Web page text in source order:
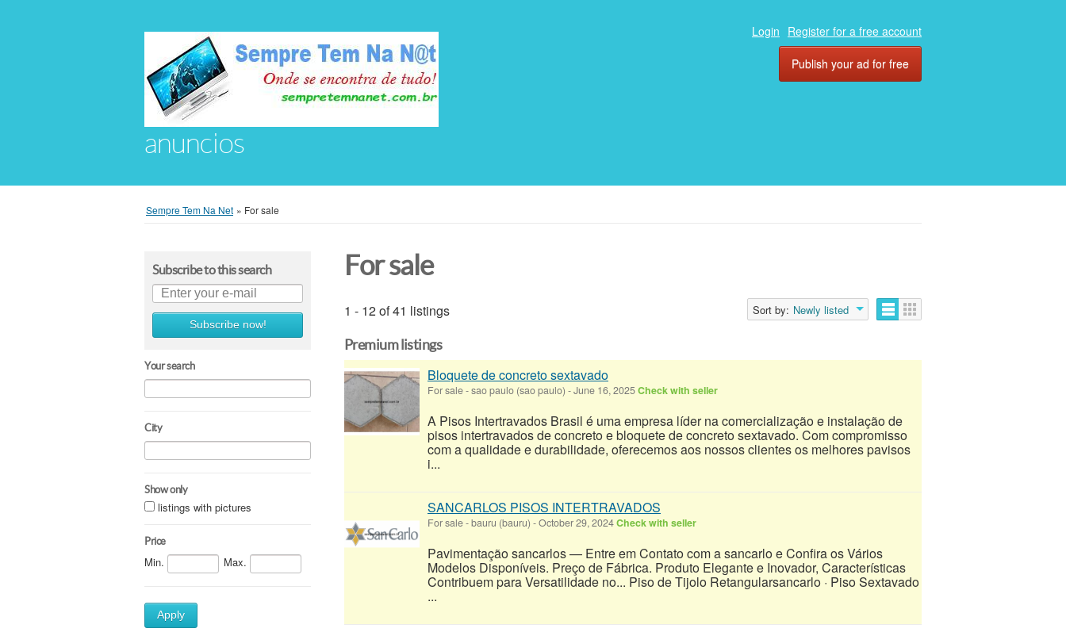
anuncios
Login Register for a free account
Publish your ad for free
Sempre Tem Na Net » For sale
Subscribe to this search
Subscribe now!
Your search
City
Show only
listings with pictures
Price
Min. Max.
Apply
For sale
1 - 12 of 41 listings Sort by: Newly listed
Premium listings
Bloquete de concreto sextavado
For sale-sao paulo (sao paulo) -June 16, 2025Check with seller
A Pisos Intertravados Brasil é uma empresa líder na comercialização e instalação de
pisos intertravados de concreto e bloquete de concreto sextavado. Com compromisso
com a qualidade e durabilidade, oferecemos aos nossos clientes os melhores pavisos
i...
SANCARLOS PISOS INTERTRAVADOS
For sale-bauru (bauru) -October 29, 2024Check with seller
Pavimentação sancarlos — Entre em Contato com a sancarlo e Confira os Vários
Modelos Disponíveis. Preço de Fábrica. Produto Elegante e Inovador, Características
Contribuem para Versatilidade no... ‎Piso de Tijolo Retangularsancarlo · ‎Piso Sextavado
...